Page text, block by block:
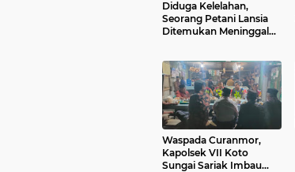
Diduga Kelelahan,
Seorang Petani Lansia
Ditemukan Meninggal
Waspada Curanmor,
Kapolsek VII Koto
Sungai Sariak Imbau